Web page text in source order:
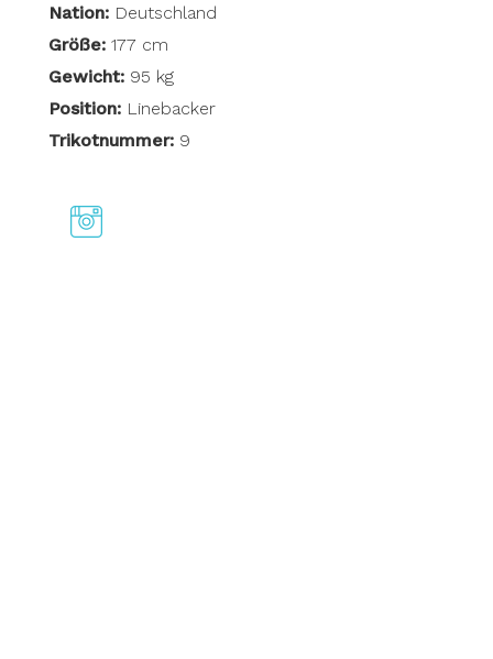
Nation:Deutschland
Größe:177 cm
Gewicht:95 kg
Position:Linebacker
Trikotnummer: 9